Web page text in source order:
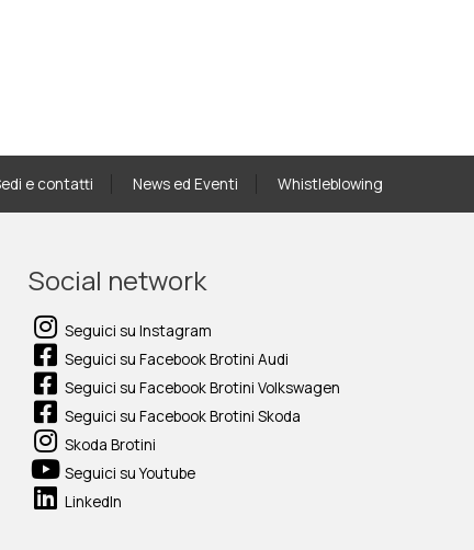
e contatti News ed Eventi Whistleblowing
Social network
Seguici su Instagram
Seguici su Facebook Brotini Audi
Seguici su Facebook Brotini Volkswagen
Seguici su Facebook Brotini Skoda
Skoda Brotini
Seguici su Youtube
LinkedIn